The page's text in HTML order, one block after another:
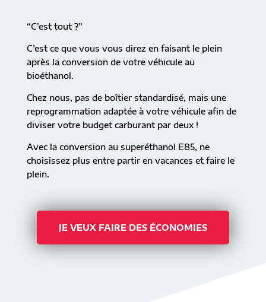
“C’est tout ?”
C’est ce que vous vous direz en faisant le plein
après la conversion de votre véhicule au
bioéthanol.
Chez nous, pas de boîtier standardisé, mais une
reprogrammation adaptée à votre véhicule afin de
diviser votre budget carburant par deux !
Avec la conversion au superéthanol E85, ne
choisissez plus entre partir en vacances et faire le
plein.
JE VEUX FAIRE DES ÉCONOMIES